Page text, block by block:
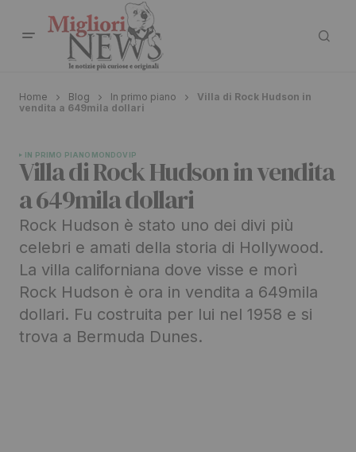
Home Blog In primo piano
Villa di Rock Hudson in
vendita a 649mila dollari
IN PRIMO PIANO MONDOVIP
Villa di Rock Hudson in vendita
a 649mila dollari
Rock Hudson è stato uno dei divi più
celebri e amati della storia di Hollywood.
La villa californiana dove visse e morì
Rock Hudson è ora in vendita a 649mila
dollari. Fu costruita per lui nel 1958 e si
trova a Bermuda Dunes.